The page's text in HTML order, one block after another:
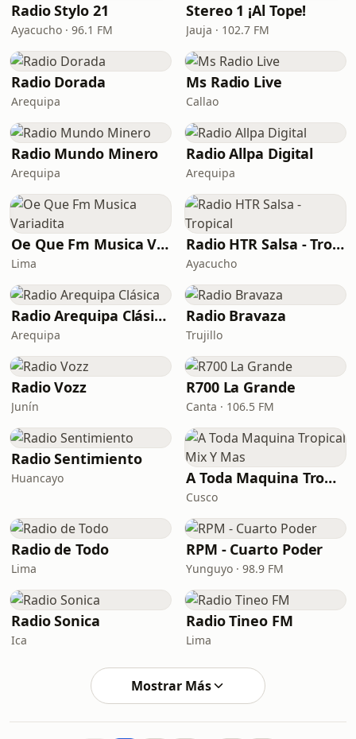
Radio Stylo 21
Ayacucho · 96.1 FM
Stereo 1 ¡Al Tope!
Jauja · 102.7 FM
Radio Dorada
Arequipa
Ms Radio Live
Callao
Radio Mundo Minero
Arequipa
Radio Allpa Digital
Arequipa
Oe Que Fm Musica Variadita
Lima
Radio HTR Salsa - Tropical
Ayacucho
Radio Arequipa Clásica
Arequipa
Radio Bravaza
Trujillo
Radio Vozz
Junín
R700 La Grande
Canta · 106.5 FM
Radio Sentimiento
Huancayo A Toda Maquina Tropical Mix Y Mas
Cusco
Radio de Todo
Lima
RPM - Cuarto Poder
Yunguyo · 98.9 FM
Radio Sonica
Ica
Radio Tineo FM
Lima
Mostrar Más